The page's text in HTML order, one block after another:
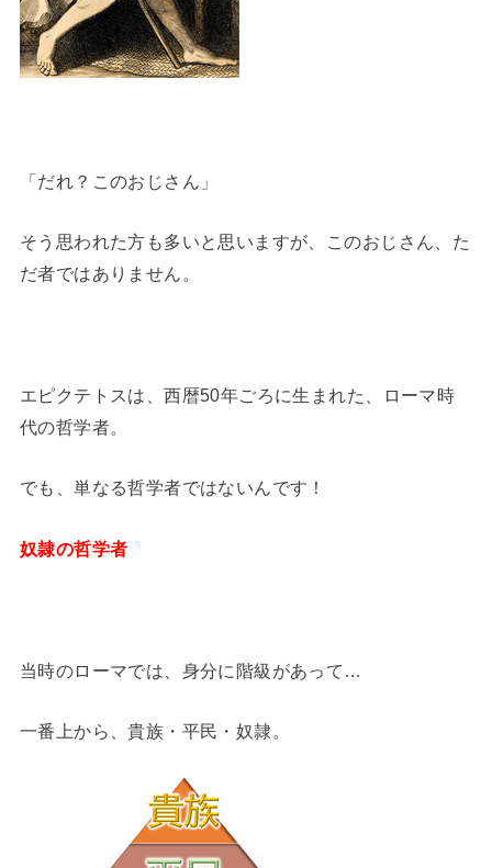
「だれ？このおじさん」
そう思われた方も多いと思いますが、このおじさん、た
だ者ではありません。
エピクテトスは、西暦50年ごろに生まれた、ローマ時
代の哲学者。
でも、単なる哲学者ではないんです！
奴隷の哲学者
当時のローマでは、身分に階級があって…
一番上から、貴族・平民・奴隷。